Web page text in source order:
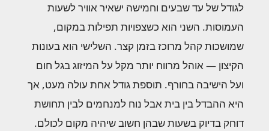
לגודל של עד שבעים וחמישה ישאיר אוויר לשעות
העמוסות. השני הוא כשצפויות תפילות במקום,
שמושכות קהל מרוכז בזמן קצר. השלישי הוא בעונות
הקיצון — אוהל מרווח יותר מקל על המיזוג בגל חום
ועל הישיבה בחורף. תוספת גודל אחת עולה מעט, אך
היא ההבדל בין בית אבל נוח למנחמים לבין תחושת
דוחק בדיוק בשעות שבהן חשוב שיהיה מקום לכולם.